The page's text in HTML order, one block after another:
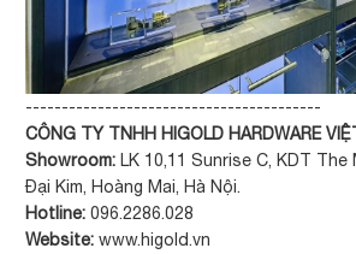
-----------------------------------------
CÔNG TY TNHH HIGOLD HARDWARE
Showroom: LK 10,11 Sunrise C, KDT
Đại Kim, Hoàng Mai, Hà Nội.
Hotline: 096.2286.028
Website: www.higold.vn